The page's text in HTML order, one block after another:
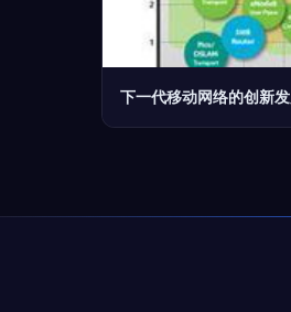
下一代移动网络的创新